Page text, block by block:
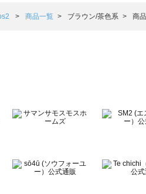
ンサモスモス ラーゴム）の一覧
ブルー）の一覧
の一覧
商品一覧 ブラウン/茶色系 商